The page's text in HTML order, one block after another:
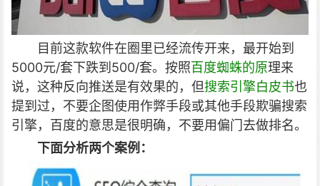
目前这款软件在圈里已经流传开来，最开始到
5000元/套下跌到500/套。按照百度蜘蛛的原理来
说，这种反向推送是有效果的，但搜索引擎白皮书也
提到过，不要企图使用作弊手段或其他手段欺骗搜索
引擎，百度的意思是很明确，不要用偏门去做排名。
下面分析两个案例：